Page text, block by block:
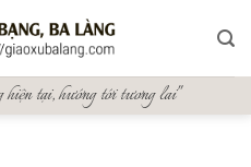
tại, hướng tới tương lai"